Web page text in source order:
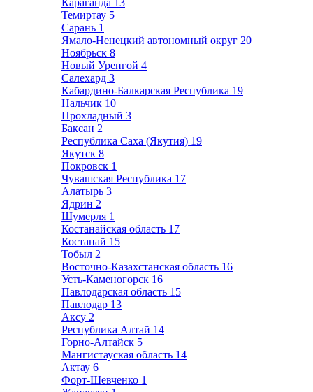
Караганда 13
Темиртау 5
Сарань 1
Ямало-Ненецкий автономный округ 20
Ноябрьск 8
Новый Уренгой 4
Салехард 3
Кабардино-Балкарская Республика 19
Нальчик 10
Прохладный 3
Баксан 2
Республика Саха (Якутия) 19
Якутск 8
Покровск 1
Чувашская Республика 17
Алатырь 3
Ядрин 2
Шумерля 1
Костанайская область 17
Костанай 15
Тобыл 2
Восточно-Казахстанская область 16
Усть-Каменогорск 16
Павлодарская область 15
Павлодар 13
Аксу 2
Республика Алтай 14
Горно-Алтайск 5
Мангистауская область 14
Актау 6
Форт-Шевченко 1